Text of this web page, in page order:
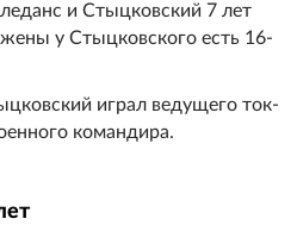
и Стыцковский 7 лет
у Стыцковского есть 16-
играл ведущего ток-
командира.